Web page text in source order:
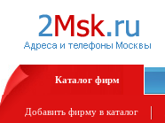
Каталог фирм
Добавить фирму в каталог